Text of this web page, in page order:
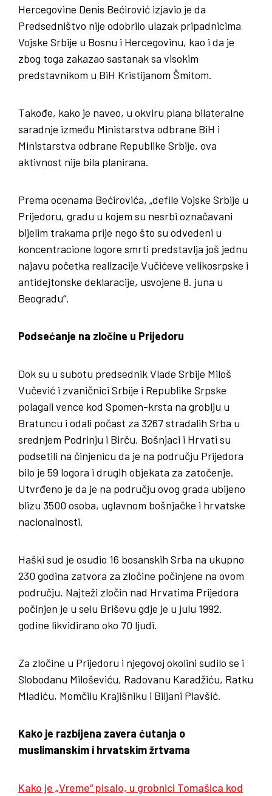
Hercegovine Denis Bećirović izjavio je da
Predsedništvo nije odobrilo ulazak pripadnicima
Vojske Srbije u Bosnu i Hercegovinu, kao i da je
zbog toga zakazao sastanak sa visokim
predstavnikom u BiH Kristijanom Šmitom.
Takođe, kako je naveo, u okviru plana bilateralne
saradnje između Ministarstva odbrane BiH i
Ministarstva odbrane Republike Srbije, ova
aktivnost nije bila planirana.
Prema ocenama Bećirovića, „defile Vojske Srbije u
Prijedoru, gradu u kojem su nesrbi označavani
bijelim trakama prije nego što su odvedeni u
koncentracione logore smrti predstavlja još jednu
najavu početka realizacije Vučićeve velikosrpske i
antidejtonske deklaracije, usvojene 8. juna u
Beogradu“.
Podsećanje na zločine u Prijedoru
Dok su u subotu predsednik Vlade Srbije Miloš
Vučević i zvaničnici Srbije i Republike Srpske
polagali vence kod Spomen-krsta na groblju u
Bratuncu i odali počast za 3267 stradalih Srba u
srednjem Podrinju i Birču, Bošnjaci i Hrvati su
podsetili na činjenicu da je na području Prijedora
bilo je 59 logora i drugih objekata za zatočenje.
Utvrđeno je da je na području ovog grada ubijeno
blizu 3500 osoba, uglavnom bošnjačke i hrvatske
nacionalnosti.
Haški sud je osudio 16 bosanskih Srba na ukupno
230 godina zatvora za zločine počinjene na ovom
području. Najteži zločin nad Hrvatima Prijedora
počinjen je u selu Briševu gdje je u julu 1992.
godine likvidirano oko 70 ljudi.
Za zločine u Prijedoru i njegovoj okolini sudilo se i
Slobodanu Miloševiću, Radovanu Karadžiću, Ratku
Mladiću, Momčilu Krajišniku i Biljani Plavšić.
Kako je razbijena zavera ćutanja o
muslimanskim i hrvatskim žrtvama
Kako je „Vreme“ pisalo, u grobnici Tomašica kod